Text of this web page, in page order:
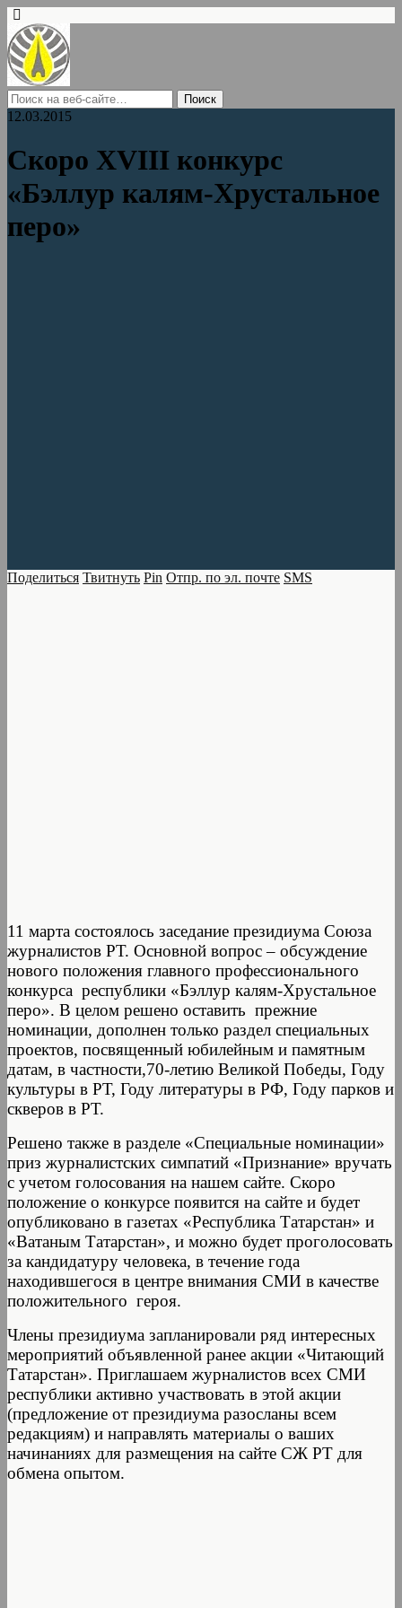
12.03.2015
Скоро XVIII конкурс
«Бэллур калям-Хрустальное
перо»
Поделиться Твитнуть Pin Отпр. по эл. почте SMS
11 марта состоялось заседание президиума Союза
журналистов РТ. Основной вопрос – обсуждение
нового положения главного профессионального
конкурса республики «Бэллур калям-Хрустальное
перо». В целом решено оставить прежние
номинации, дополнен только раздел специальных
проектов, посвященный юбилейным и памятным
датам, в частности,70-летию Великой Победы, Году
культуры в РТ, Году литературы в РФ, Году парков и
скверов в РТ.
Решено также в разделе «Специальные номинации»
приз журналистских симпатий «Признание» вручать
с учетом голосования на нашем сайте. Скоро
положение о конкурсе появится на сайте и будет
опубликовано в газетах «Республика Татарстан» и
«Ватаным Татарстан», и можно будет проголосовать
за кандидатуру человека, в течение года
находившегося в центре внимания СМИ в качестве
положительного героя.
Члены президиума запланировали ряд интересных
мероприятий объявленной ранее акции «Читающий
Татарстан». Приглашаем журналистов всех СМИ
республики активно участвовать в этой акции
(предложение от президиума разосланы всем
редакциям) и направлять материалы о ваших
начинаниях для размещения на сайте СЖ РТ для
обмена опытом.